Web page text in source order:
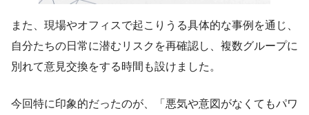
また、現場やオフィスで起こりうる具体的な事例を通じ、
自分たちの日常に潜むリスクを再確認し、複数グループに
別れて意見交換をする時間も設けました。
今回特に印象的だったのが、「悪気や意図がなくてもパワ